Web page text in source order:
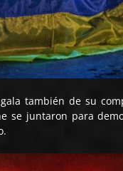
gala también de su
se juntaron para